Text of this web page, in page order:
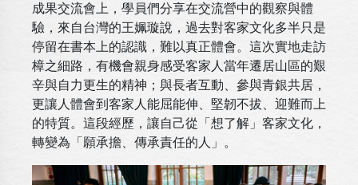
成果交流會上，學員們分享在交流營中的觀察與體
驗，來自台灣的王姵璇說，過去對客家文化多半只是
停留在書本上的認識，難以真正體會。這次實地走訪
樟之細路，有機會親身感受客家人當年遷居山區的艱
辛與自力更生的精神；與長者互動、參與青銀共居，
更讓人體會到客家人能屈能伸、堅韌不拔、迎難而上
的特質。這段經歷，讓自己從「想了解」客家文化，
轉變為「願承擔、傳承責任的人」。